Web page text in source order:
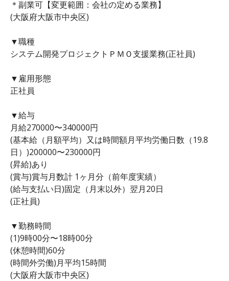
＊副業可【変更範囲：会社の定める業務】
(大阪府大阪市中央区)
▼職種
システム開発プロジェクトＰＭＯ支援業務(正社員)
▼雇用形態
正社員
▼給与
月給270000〜340000円
(基本給（月額平均）又は時間額月平均労働日数（19.8
日）)200000〜230000円
(昇給)あり
(賞与)賞与月数計 1ヶ月分（前年度実績）
(給与支払い日)固定（月末以外）翌月20日
(正社員)
▼勤務時間
(1)9時00分〜18時00分
(休憩時間)60分
(時間外労働)月平均15時間
(大阪府大阪市中央区)